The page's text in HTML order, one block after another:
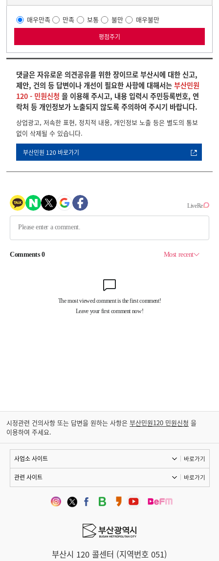
매우만족 만족 보통 불만 매우불만
댓글은 자유로운 의견공유를 위한 장이므로 부산시에 대한 신고,
제안, 건의 등 답변이나 개선이 필요한 사항에 대해서는부산민원
120 - 민원신청 을 이용해 주시고, 내용 입력시 주민등록번호, 연
락처 등 개인정보가 노출되지 않도록 주의하여 주시기 바랍니다.
상업광고, 저속한 표현, 정치적 내용, 개인정보 노출 등은 별도의 통보
없이 삭제될 수 있습니다.
부산민원 120 바로가기
시정관련 건의사항 또는 답변을 원하는 사항은 부산민원120 민원신청 을
이용하여 주세요.
바로가기
바로가기
부산시 120 콜센터 (지역번호 051)